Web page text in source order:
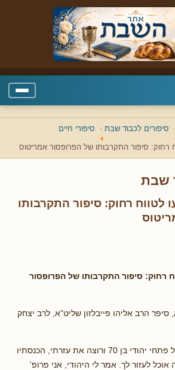
סיפורים לכבוד שבת סיפורי חיים
רחוק: סיפור התקרבותו של הפרופסור אמריטוס
שבת
לטווח רחוק: סיפור התקרבותו
רחוק: סיפור התקרבותו של הפרופסור
הרב אליהו פייבלזון שליט"א, לרב יצחק
"באחד הימים מתדפק על פתחי יהודי בן 70 ורוצה את עזרתי, הכנסתיו
לעזור לך. אמר לי היהודי, אני פרופ'